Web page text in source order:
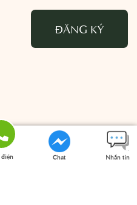
ĐĂNG KÝ
Kim, All rights reserved.
Chat
Nhắn tin